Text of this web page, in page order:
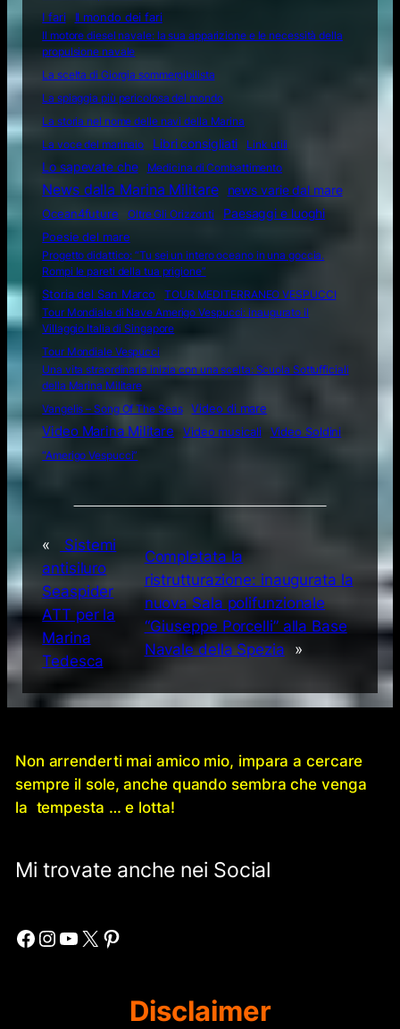
I fari
Il mondo dei fari
Il motore diesel navale: la sua apparizione e le necessità della
propulsione navale
La scelta di Giorgia sommergibilista
La spiaggia più pericolosa del mondo
La storia nel nome delle navi della Marina
La voce del marinaio
Libri consigliati Link utili
Lo sapevate che Medicina di Combattimento
News dalla Marina Militare
news varie dal mare
Ocean4future
Oltre Gli Orizzonti
Paesaggi e luoghi
Poesie del mare
Progetto didattico: “Tu sei un intero oceano in una goccia.
Rompi le pareti della tua prigione”
Storia del San Marco
TOUR MEDITERRANEO VESPUCCI
Tour Mondiale di Nave Amerigo Vespucci: inaugurato il
Villaggio Italia di Singapore
Tour Mondiale Vespucci
Una vita straordinaria inizia con una scelta: Scuola Sottufficiali
della Marina Militare
Vangelis – Song Of The Seas
Video di mare
Video Marina Militare Video musicali
Video Soldini
“Amerigo Vespucci”
«
Sistemi
antisiluro
Seaspider
ATT per la
Marina
Tedesca
Completata la
ristrutturazione: inaugurata la
nuova Sala polifunzionale
“Giuseppe Porcelli” alla Base
Navale della Spezia
»
Non arrenderti mai amico mio, impara a cercare
sempre il sole, anche quando sembra che venga
la tempesta … e lotta!
Mi trovate anche nei Social
Facebook Instagram YouTube X Pinterest
Disclaimer